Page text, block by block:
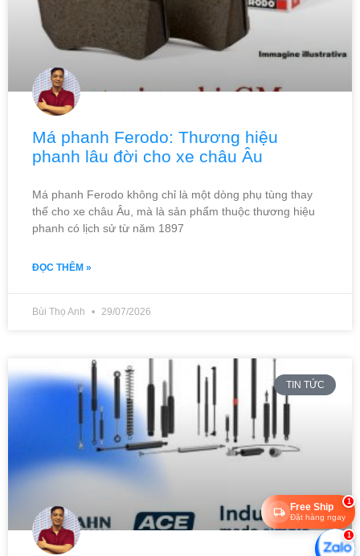
Má phanh Ferodo: Thương hiệu
phanh lâu đời cho xe châu Âu
Má phanh Ferodo không chỉ là một dòng phụ tùng thay
thế cho xe châu Âu, mà là sản phẩm thuộc thương hiệu
phanh có lịch sử từ năm 1897
ĐỌC THÊM »
Bùi Thọ Anh 29/07/2026
TIN TỨC
1
Free Ship
Đặt hàng ngay
1